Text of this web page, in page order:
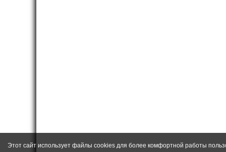
Этот сайт использует файлы cookies для более комфортной работы